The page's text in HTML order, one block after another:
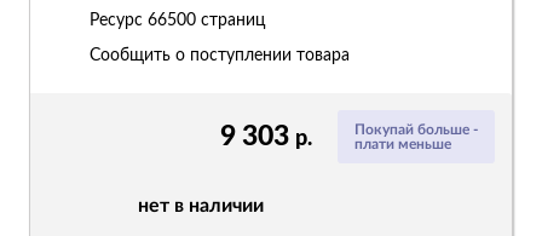
Покупай больше -
плати меньше
9 303 р.
нет в наличии
Ресурс 66500 страниц
Сообщить о поступлении товара